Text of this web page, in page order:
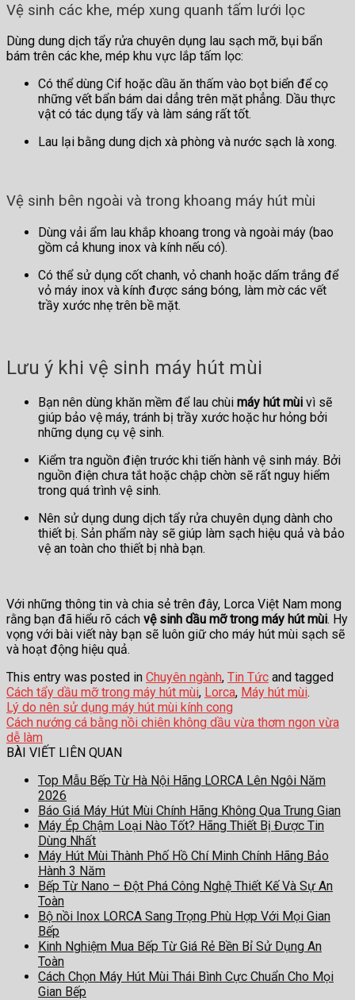
Vệ sinh các khe, mép xung quanh tấm lưới lọc
Dùng dung dịch tẩy rửa chuyên dụng lau sạch mỡ, bụi bẩn
bám trên các khe, mép khu vực lắp tấm lọc:
Có thể dùng Cif hoặc dầu ăn thấm vào bọt biển để cọ
những vết bẩn bám dai dẳng trên mặt phẳng. Dầu thực
vật có tác dụng tẩy và làm sáng rất tốt.
Lau lại bằng dung dịch xà phòng và nước sạch là xong.
Vệ sinh bên ngoài và trong khoang máy hút mùi
Dùng vải ẩm lau khắp khoang trong và ngoài máy (bao
gồm cả khung inox và kính nếu có).
Có thể sử dụng cốt chanh, vỏ chanh hoặc dấm trắng để
vỏ máy inox và kính được sáng bóng, làm mờ các vết
trầy xước nhẹ trên bề mặt.
Lưu ý khi vệ sinh máy hút mùi
Bạn nên dùng khăn mềm để lau chùi máy hút mùi vì sẽ
giúp bảo vệ máy, tránh bị trầy xước hoặc hư hỏng bởi
những dụng cụ vệ sinh.
Kiểm tra nguồn điện trước khi tiến hành vệ sinh máy. Bởi
nguồn điện chưa tắt hoặc chập chờn sẽ rất nguy hiểm
trong quá trình vệ sinh.
Nên sử dụng dung dịch tẩy rửa chuyên dụng dành cho
thiết bị. Sản phẩm này sẽ giúp làm sạch hiệu quả và bảo
vệ an toàn cho thiết bị nhà bạn.
Với những thông tin và chia sẻ trên đây, Lorca Việt Nam mong
rằng bạn đã hiểu rõ cách vệ sinh dầu mỡ trong máy hút mùi. Hy
vọng với bài viết này bạn sẽ luôn giữ cho máy hút mùi sạch sẽ
và hoạt động hiệu quả.
This entry was posted in Chuyên ngành, Tin Tức and tagged
Cách tẩy dầu mỡ trong máy hút mùi, Lorca, Máy hút mùi.
Lý do nên sử dụng máy hút mùi kính cong
Cách nướng cá bằng nồi chiên không dầu vừa thơm ngon vừa
dễ làm
BÀI VIẾT LIÊN QUAN
Top Mẫu Bếp Từ Hà Nội Hãng LORCA Lên Ngôi Năm
2026
Báo Giá Máy Hút Mùi Chính Hãng Không Qua Trung Gian
Máy Ép Chậm Loại Nào Tốt? Hãng Thiết Bị Được Tin
Dùng Nhất
Máy Hút Mùi Thành Phố Hồ Chí Minh Chính Hãng Bảo
Hành 3 Năm
Bếp Từ Nano – Đột Phá Công Nghệ Thiết Kế Và Sự An
Toàn
Bộ nồi Inox LORCA Sang Trọng Phù Hợp Với Mọi Gian
Bếp
Kinh Nghiệm Mua Bếp Từ Giá Rẻ Bền Bỉ Sử Dụng An
Toàn
Cách Chọn Máy Hút Mùi Thái Bình Cực Chuẩn Cho Mọi
Gian Bếp